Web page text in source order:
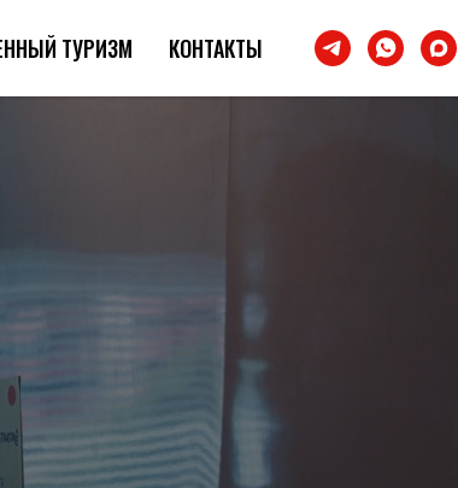
ТУРИЗМ КОНТАКТЫ